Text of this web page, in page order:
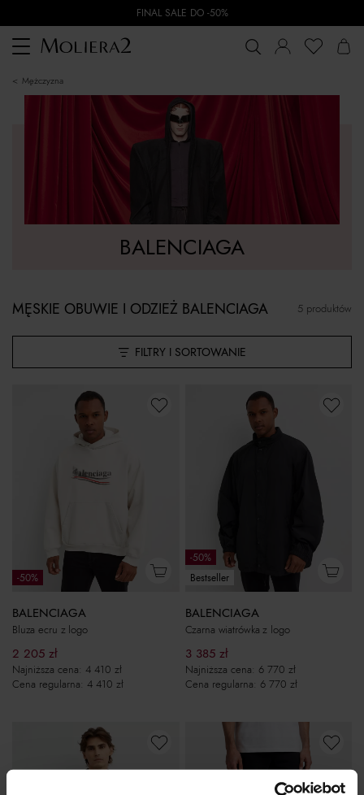
FINAL SALE DO -50%
Toggle
navigation
mężczyzna
BALENCIAGA
FILTRY I SORTOWANIE
5 produktów
MĘSKIE OBUWIE I ODZIEŻ BALENCIAGA
-50%
BALENCIAGA
Bluza ecru z logo
2 205 zł
Najniższa cena: 4 410 zł
Cena regularna: 4 410 zł
-50%
Bestseller
BALENCIAGA
Czarna wiatrówka z logo
3 385 zł
Najniższa cena: 6 770 zł
Cena regularna: 6 770 zł